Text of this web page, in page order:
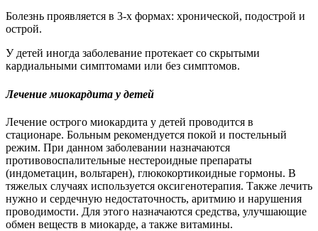
Болезнь проявляется в 3-х формах: хронической, подострой и
острой.
У детей иногда заболевание протекает со скрытыми
кардиальными симптомами или без симптомов.
Лечение миокардита у детей
Лечение острого миокардита у детей проводится в
стационаре. Больным рекомендуется покой и постельный
режим. При данном заболевании назначаются
противовоспалительные нестероидные препараты
(индометацин, вольтарен), глюкокортикоидные гормоны. В
тяжелых случаях используется оксигенотерапия. Также лечить
нужно и сердечную недостаточность, аритмию и нарушения
проводимости. Для этого назначаются средства, улучшающие
обмен веществ в миокарде, а также витамины.